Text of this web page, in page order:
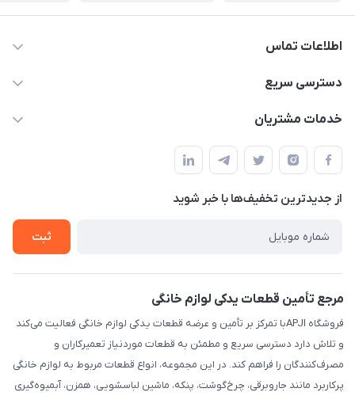
اطلاعات تماس
09106753413
دسترسی سریع
حساب کاربری
لیست محصولات
درباره ما
خدمات مشتریان
قوانین و مقررات
حریم خصوصی
راهنما
از جدید‌ترین تخفیف‌ها با‌ خبر شوید
ثبت
مرجع تأمین قطعات یدکی لوازم خانگی
فروشگاه APJIبا تمرکز بر تأمین و عرضه قطعات یدکی لوازم خانگی فعالیت می‌کند
و تلاش دارد دسترسی سریع و مطمئن به قطعات موردنیاز تعمیرکاران و
مصرف‌کنندگان را فراهم کند. در این مجموعه، انواع قطعات مربوط به لوازم خانگی
پرکاربرد مانند جاروبرقی، چرخ‌گوشت، پنکه، ماشین لباسشویی، همزن، آبمیوه‌گیری